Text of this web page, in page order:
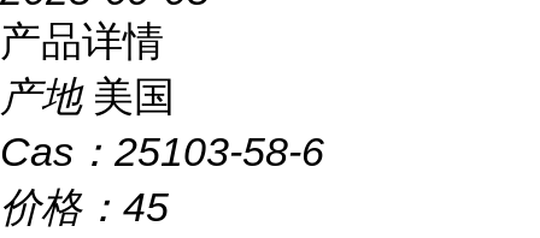
产品详情
产地 美国
Cas： 25103-58-6
价格： 45